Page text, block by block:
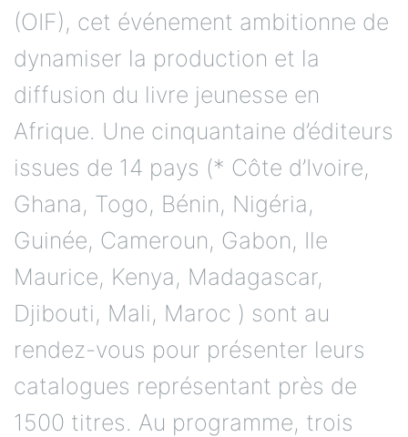
(OIF), cet événement ambitionne de
dynamiser la production et la
diffusion du livre jeunesse en
Afrique. Une cinquantaine d’éditeurs
issues de 14 pays (* Côte d’Ivoire,
Ghana, Togo, Bénin, Nigéria,
Guinée, Cameroun, Gabon, Ile
Maurice, Kenya, Madagascar,
Djibouti, Mali, Maroc ) sont au
rendez-vous pour présenter leurs
catalogues représentant près de
1500 titres. Au programme, trois